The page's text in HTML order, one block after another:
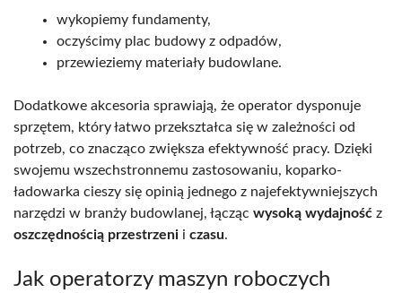
wykopiemy fundamenty,
oczyścimy plac budowy z odpadów,
przewieziemy materiały budowlane.
Dodatkowe akcesoria sprawiają, że operator dysponuje
sprzętem, który łatwo przekształca się w zależności od
potrzeb, co znacząco zwiększa efektywność pracy. Dzięki
swojemu wszechstronnemu zastosowaniu, koparko-
ładowarka cieszy się opinią jednego z najefektywniejszych
narzędzi w branży budowlanej, łącząc wysoką wydajność z
oszczędnością przestrzeni i czasu.
Jak operatorzy maszyn roboczych